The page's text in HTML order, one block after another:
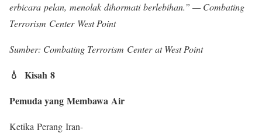
erbicara pelan, menolak dihormati berlebihan.” — Combating
Terrorism Center West Point
Sumber: Combating Terrorism Center at West Point
💧 Kisah 8
Pemuda yang Membawa Air
Ketika Perang Iran-